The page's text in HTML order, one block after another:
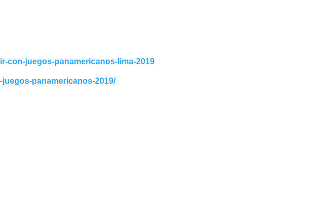
con-juegos-panamericanos-lima-2019
panamericanos-2019/